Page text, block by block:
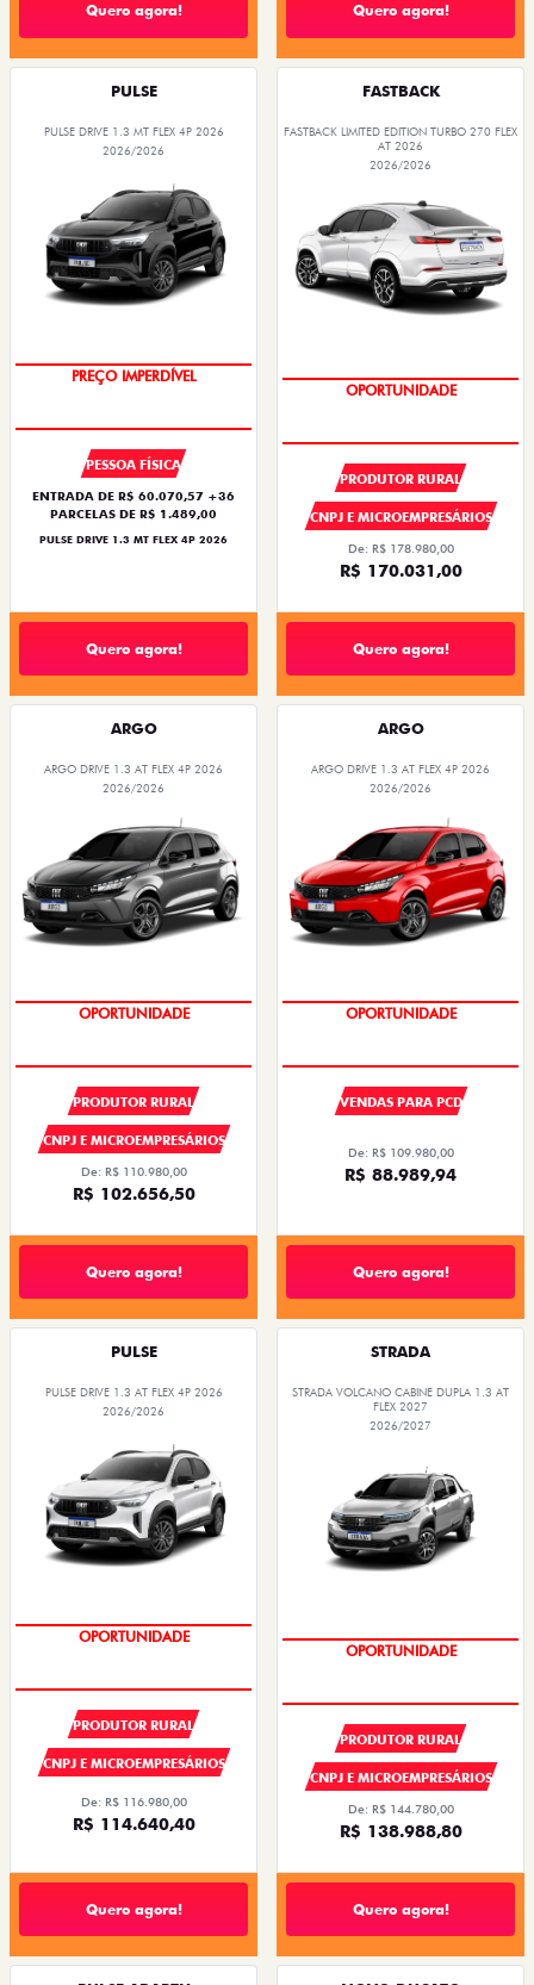
Quero agora! Quero agora!
PULSE
PULSE DRIVE 1.3 MT FLEX 4P 2026
2026/2026
OPORTUNIDADE
PESSOA FÍSICA
ENTRADA DE R$ 60.070,57 +36
PARCELAS DE R$ 1.489,00
PULSE DRIVE 1.3 MT FLEX 4P 2026
Quero agora!
FASTBACK
FASTBACK LIMITED EDITION TURBO 270 FLEX
AT 2026
2026/2026
SUPER DESCONTO
PRODUTOR RURAL
CNPJ E MICROEMPRESÁRIOS
De: R$ 178.980,00
R$ 170.031,00
Quero agora!
ARGO
ARGO DRIVE 1.3 AT FLEX 4P 2026
2026/2026
SUPER DESCONTO
PRODUTOR RURAL
CNPJ E MICROEMPRESÁRIOS
De: R$ 110.980,00
R$ 102.656,50
Quero agora!
ARGO
ARGO DRIVE 1.3 AT FLEX 4P 2026
2026/2026
OPORTUNIDADE
VENDAS PARA PCD
De: R$ 109.980,00
R$ 88.989,94
Quero agora!
PULSE
PULSE DRIVE 1.3 AT FLEX 4P 2026
2026/2026
SUPER DESCONTO
PRODUTOR RURAL
CNPJ E MICROEMPRESÁRIOS
De: R$ 116.980,00
R$ 114.640,40
Quero agora!
STRADA
STRADA VOLCANO CABINE DUPLA 1.3 AT
FLEX 2027
2026/2027
SUPER DESCONTO
PRODUTOR RURAL
CNPJ E MICROEMPRESÁRIOS
De: R$ 144.780,00
R$ 138.988,80
Quero agora!